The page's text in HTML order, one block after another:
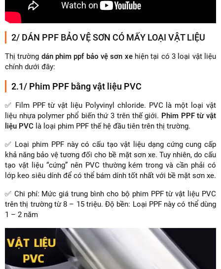
2/ DÁN PPF BẢO VỆ SƠN CÓ MẤY LOẠI VẬT LIỆU
Thị trường dán phim ppf bảo vệ sơn xehiện tại có 3 loại vật liệu
chính dưới đây:
2.1/ Phim PPF bằng vật liệu PVC
✅ Film PPF từ vật liệu Polyvinyl chloride. PVC là một loại vật
liệu nhựa polymer phổ biến thứ 3 trên thế giới. Phim PPF từ vật
liệu PVC là loại phim PPF thế hệ đầu tiên trên thị trường.
✅ Loại phim PPF này có cấu tạo vật liệu dạng cứng cung cấp
khả năng bảo vệ tương đối cho bề mặt sơn xe. Tuy nhiên, do cấu
tạo vật liệu “cứng” nên PVC thường kém trong và cần phải có
lớp keo siêu dính để có thể bám dính tốt nhất với bề mặt sơn xe.
✅ Chi phí: Mức giá trung bình cho bộ phim PPF từ vật liệu PVC
trên thị trường từ 8 – 15 triệu. Độ bền: Loại PPF này có thể dùng
1 – 2 năm